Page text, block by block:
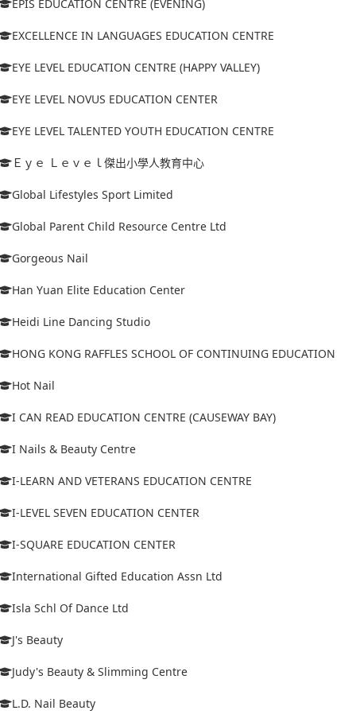
EPIS EDUCATION CENTRE (EVENING)
EXCELLENCE IN LANGUAGES EDUCATION CENTRE
EYE LEVEL EDUCATION CENTRE (HAPPY VALLEY)
EYE LEVEL NOVUS EDUCATION CENTER
EYE LEVEL TALENTED YOUTH EDUCATION CENTRE
Ｅｙｅ Ｌｅｖｅｌ傑出小學人教育中心
Global Lifestyles Sport Limited
Global Parent Child Resource Centre Ltd
Gorgeous Nail
Han Yuan Elite Education Center
Heidi Line Dancing Studio
HONG KONG RAFFLES SCHOOL OF CONTINUING EDUCATION
Hot Nail
I CAN READ EDUCATION CENTRE (CAUSEWAY BAY)
I Nails & Beauty Centre
I-LEARN AND VETERANS EDUCATION CENTRE
I-LEVEL SEVEN EDUCATION CENTER
I-SQUARE EDUCATION CENTER
International Gifted Education Assn Ltd
Isla Schl Of Dance Ltd
J's Beauty
Judy's Beauty & Slimming Centre
L.D. Nail Beauty